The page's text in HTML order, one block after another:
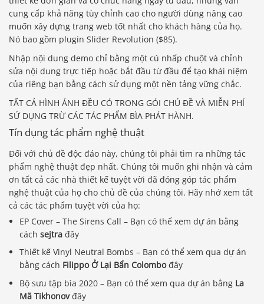
cung cấp khả năng tùy chỉnh cao cho người dùng nâng cao
muốn xây dựng trang web tốt nhất cho khách hàng của họ.
Nó bao gồm plugin Slider Revolution ($85).
Nhập nội dung demo chỉ bằng một cú nhấp chuột và chỉnh
sửa nội dung trực tiếp hoặc bắt đầu từ đầu để tạo khái niệm
của riêng bạn bằng cách sử dụng một nền tảng vững chắc.
TẤT CẢ HÌNH ẢNH ĐỀU CÓ TRONG GÓI CHỦ ĐỀ VÀ MIỄN PHÍ
SỬ DỤNG TRỪ CÁC TÁC PHẨM BÌA PHÁT HÀNH.
Tín dụng tác phẩm nghệ thuật
Đối với chủ đề độc đáo này, chúng tôi phải tìm ra những tác
phẩm nghệ thuật đẹp nhất. Chúng tôi muốn ghi nhận và cảm
ơn tất cả các nhà thiết kế tuyệt vời đã đóng góp tác phẩm
nghệ thuật của họ cho chủ đề của chúng tôi. Hãy nhớ xem tất
cả các tác phẩm tuyệt vời của họ:
EP Cover – The Sirens Call – Bạn có thể xem dự án bằng
cáchsejtra đây
Thiết kế Vinyl Neutral Bombs – Bạn có thể xem qua dự án
bằng cách Filippo Ở Lại Bẩn Colombođây
Bộ sưu tập bìa 2020 – Bạn có thể xem qua dự án bằng La
Mã Tikhonovđây